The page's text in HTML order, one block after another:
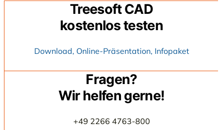
Treesoft CAD
kostenlos testen
Download, Online-Präsentation, Infopaket
Fragen?
Wir helfen gerne!
+49 2266 4763-800